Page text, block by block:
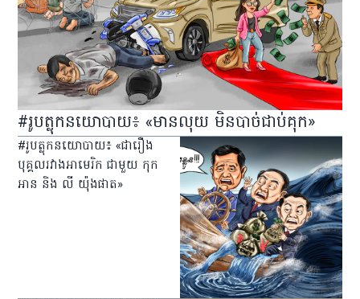
#រូបត្លុកនយោបាយ៖ «មានលុយ មិនបាច់ជាប់គុក»
#រូបត្លុកនយោបាយ៖ «ជារឿង
បុគ្គលរវាងអាមេរិក ជាមួយ កុក
អាន និង លី យ៉ុងផាត»